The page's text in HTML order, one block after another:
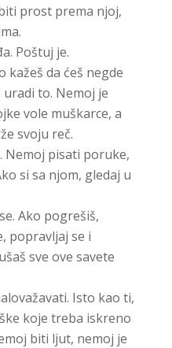
prost prema njoj,
Poštuj je.
kažeš da ćeš negde
to. Nemoj je
vole muškarce, a
svoju reč.
pisati poruke,
si sa njom, gledaj u
Ako pogrešiš,
popravljaj se i
sve ove savete
Isto kao ti,
koje treba iskreno
biti ljut, nemoj je